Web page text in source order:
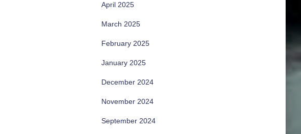
April 2025
March 2025
February 2025
January 2025
December 2024
November 2024
September 2024